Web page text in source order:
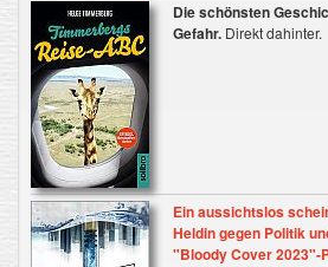
Die schönsten
Gefahr.Direkt dahinter.
Ein aussichtslos
Heldin gegen Politik
"Bloody Cover 2023"-